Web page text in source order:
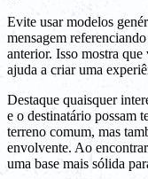
Evite usar modelos
mensagem
anterior. Isso mostra que
ajuda a criar uma
Destaque quaisquer
e o destinatário possam
terreno comum, mas
envolvente. Ao
uma base mais sólida